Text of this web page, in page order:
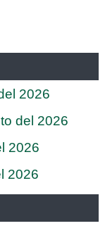
2026
del 2026
2026
2026